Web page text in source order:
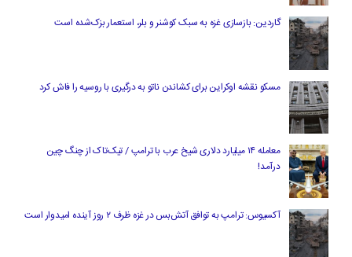
گاردین: بازسازی غزه به سبک کوشنر و بلر، استعمار بزک‌شده است
مسکو نقشه اوکراین برای کشاندن ناتو به درگیری با روسیه را فاش کرد
معامله ۱۴ میلیارد دلاری شیخ عرب با ترامپ / تیک‌تاک از چنگ چین
درآمد!
آکسیوس: ترامپ به توافق آتش‌بس در غزه ظرف ۲ روز آینده امیدوار است